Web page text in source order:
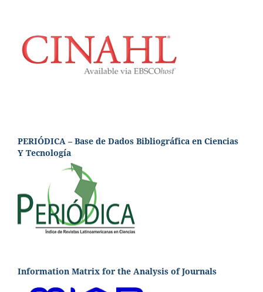
PERIÓDICA – Base de Dados Bibliográfica en Ciencias
Y Tecnología
Information Matrix for the Analysis of Journals